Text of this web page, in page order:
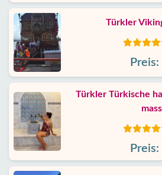
Türkler
Preis:
Türkler Türkische
Preis: